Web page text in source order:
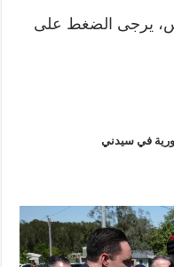
يرجى الضغط على
في سيدني